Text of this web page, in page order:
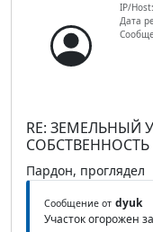
IP/
Дата
RE: ЗЕМЕЛЬНЫЙ
СОБСТВЕННОСТЬ
Пардон, проглядел
Сообщение от dyuk
Участок огорожен